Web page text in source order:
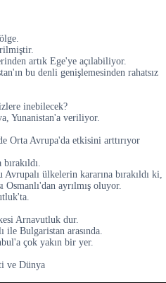
artık Ege'ye açılabiliyor.
bu denli genişlemesinden rahatsız
inebilecek?
Yunanistan'a veriliyor.
Orta Avrupa'da etkisini arttırıyor
ülkelerin kararına bırakıldı ki,
Osmanlı'dan ayrılmış oluyor.
Arnavutluk dur.
ile Bulgaristan arasında.
çok yakın bir yer.
ve Dünya